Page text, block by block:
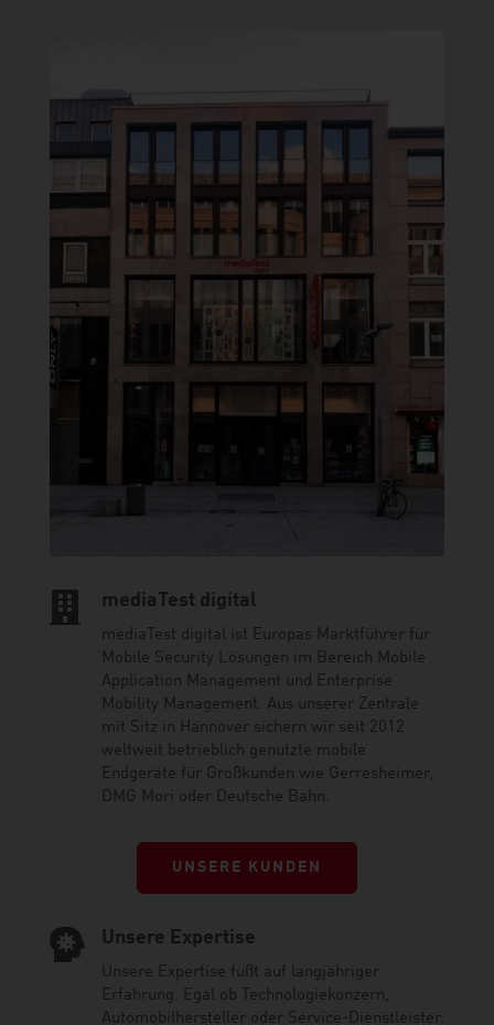
 mediaTest digital
mediaTest digital ist Europas Marktführer für
Mobile Security Lösungen im Bereich Mobile
Application Management und Enterprise
Mobility Management. Aus unserer Zentrale
mit Sitz in Hannover sichern wir seit 2012
weltweit betrieblich genutzte mobile
Endgeräte für Großkunden wie Gerresheimer,
DMG Mori oder Deutsche Bahn.
UNSERE KUNDEN
 Unsere Expertise
Unsere Expertise fußt auf langjähriger
Erfahrung. Egal ob Technologiekonzern,
Automobilhersteller oder Service-Dienstleister: